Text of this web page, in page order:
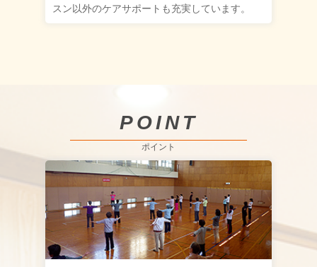
スン以外のケアサポートも充実しています。
POINT
ポイント